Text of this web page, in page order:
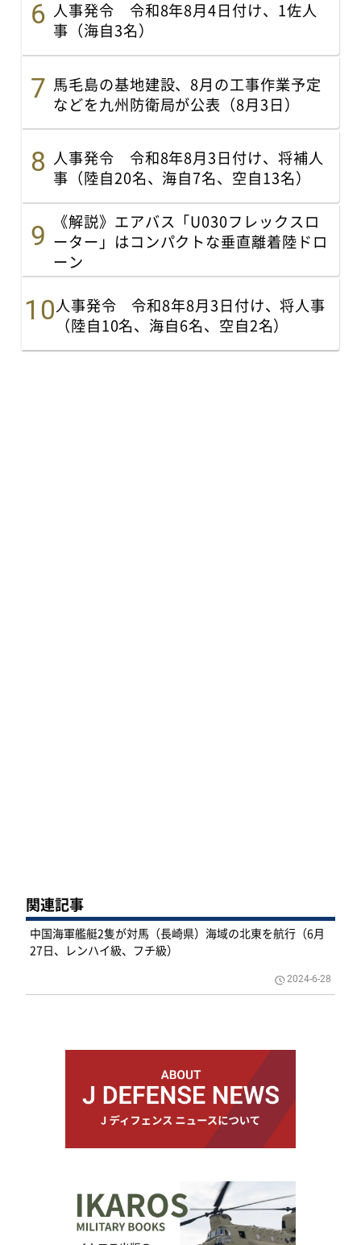
人事発令 令和8年8月4日付け、1佐人
事（海自3名）
馬毛島の基地建設、8月の工事作業予定
などを九州防衛局が公表（8月3日）
人事発令 令和8年8月3日付け、将補人
事（陸自20名、海自7名、空自13名）
《解説》エアバス「U030フレックスロ
ーター」はコンパクトな垂直離着陸ドロ
ーン
人事発令 令和8年8月3日付け、将人事
（陸自10名、海自6名、空自2名）
関連記事
中国海軍艦艇2隻が対馬（長崎県）海域の北東を航行（6月
27日、レンハイ級、フチ級）
2024-6-28